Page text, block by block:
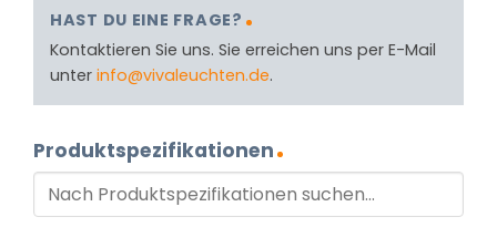
HAST DU EINE FRAGE?
Kontaktieren Sie uns. Sie erreichen uns per E-Mail
unter info@vivaleuchten.de.
Produktspezifikationen